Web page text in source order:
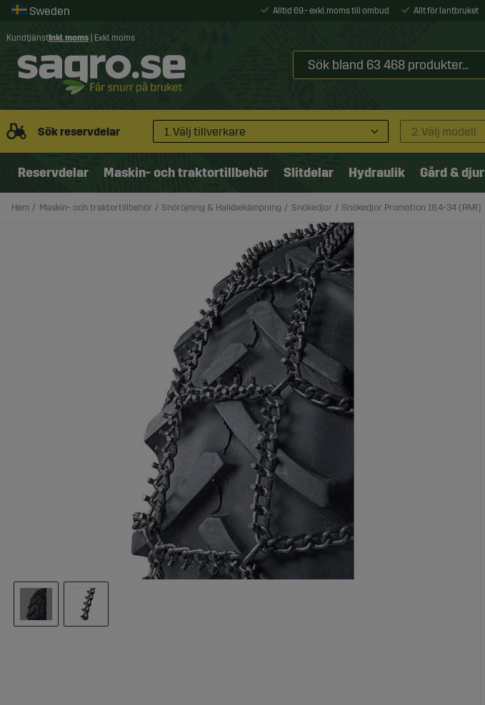
Alltid 69:- exkl. moms till ombud Allt för lantbruket
Kundtjänst Inkl. moms Exkl. moms
Sök reservdelar 1. Välj tillverkare 2. Välj modell
Reservdelar Maskin- och traktortillbehör Slitdelar Hydraulik Gård & djur
Hem Maskin- och traktortillbehör Snöröjning & Halkbekämpning Snökedjor Snökedjor Promotion 18.4-34 (PAR)